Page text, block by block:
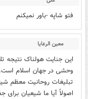
فتو شاپه -باور نمیکنم
معین الرعایا
این جنایت هولناک نتیجه
وحشی در جهان اسلام
تبلیغات روحانیت معظم
اصولاً آیا ما شیعیان برای